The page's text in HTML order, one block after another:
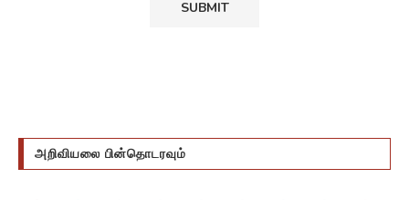
அறிவியலை பின்தொடரவும்